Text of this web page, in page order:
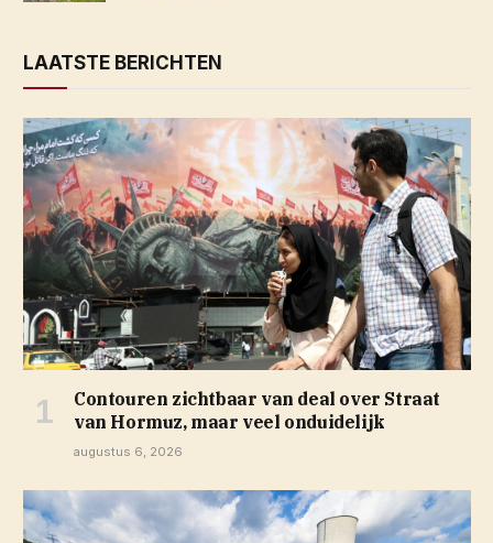
LAATSTE BERICHTEN
Contouren zichtbaar van deal over Straat
van Hormuz, maar veel onduidelijk
augustus 6, 2026